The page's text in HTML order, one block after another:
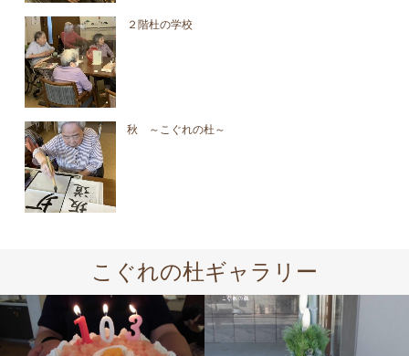
２階杜の学校
秋 ～こぐれの杜～
こぐれの杜ギャラリー